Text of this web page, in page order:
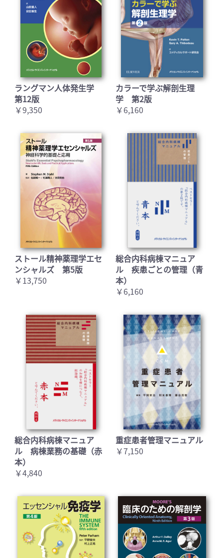
ラングマン人体発生学
第12版
￥9,350
カラーで学ぶ解剖生理
学 第2版
￥6,160
ストール精神薬理学エセ
ンシャルズ 第5版
￥13,750
総合内科病棟マニュア
ル 疾患ごとの管理（青
本）
￥6,160
総合内科病棟マニュア
ル 病棟業務の基礎（赤
本）
￥4,840
重症患者管理マニュアル
￥7,150